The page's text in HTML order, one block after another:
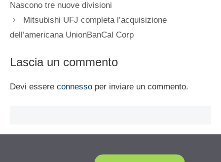
Nascono tre nuove divisioni
Mitsubishi UFJ completa l’acquisizione
dell’americana UnionBanCal Corp
Lascia un commento
Devi essere connesso per inviare un commento.